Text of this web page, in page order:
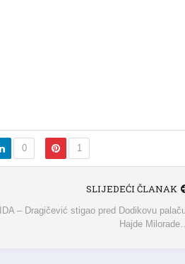
0 1
SLIJEDEĆI ČLANAK
– Dragičević stigao pred Dodikovu palaču:
Hajde Milorade…